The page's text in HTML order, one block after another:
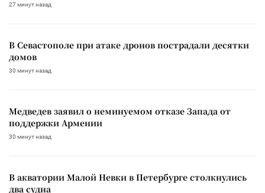
27 минут назад
В Севастополе при атаке дронов пострадали десятки
домов
30 минут назад
Медведев заявил о неминуемом отказе Запада от
поддержки Армении
30 минут назад
В акватории Малой Невки в Петербурге столкнулись
два судна